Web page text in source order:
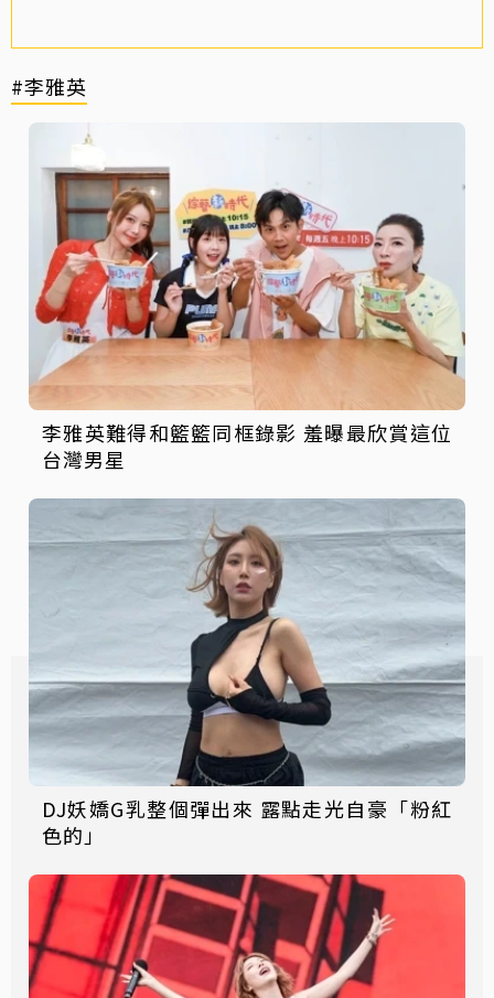
#李雅英
李雅英難得和籃籃同框錄影 羞曝最欣賞這位
台灣男星
DJ妖嬌G乳整個彈出來 露點走光自豪「粉紅
色的」